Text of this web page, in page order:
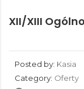
XII/XIII
Posted by: Kasia
Category: Oferty